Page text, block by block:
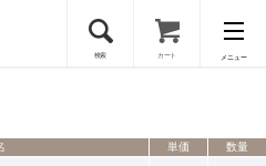
検索 カート メニュー
単価 数量